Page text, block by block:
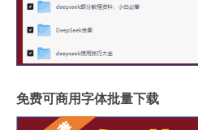
免费可商用字体批量下载